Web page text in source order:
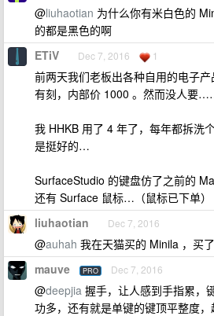
@liuhaotian 为什么你有米白色的
的都是黑色的啊
ETiV Dec 7, 2016 1
前两天我们老板出各种自用的电子
有刻，内部价 1000 。然而没人要
我 HHKB 用了 4 年了，每年都拆洗
是挺好的…
SurfaceStudio 的键盘仿了之前的
还有 Surface 鼠标…（鼠标已下单）
liuhaotian Dec 7, 2016
@auhah 我在天猫买的 Minila ，买
mauve PRO Dec 7, 2016
@deepjia 握手，让人感到手指累，
功多，还有就是单键的键顶平整度